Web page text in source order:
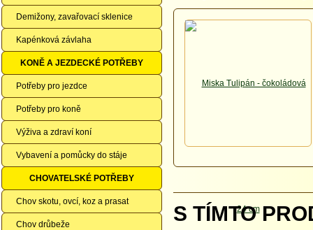
Demižony, zavařovací sklenice
Kapénková závlaha
KONĚ A JEZDECKÉ POTŘEBY
Potřeby pro jezdce
Potřeby pro koně
Výživa a zdraví koní
Vybavení a pomůcky do stáje
CHOVATELSKÉ POTŘEBY
Chov skotu, ovcí, koz a prasat
Chov drůbeže S TÍMTO